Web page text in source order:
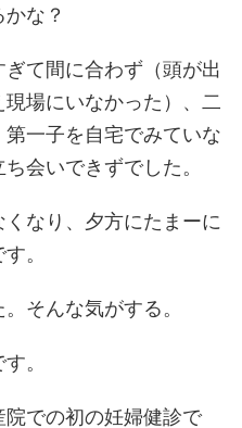
な？
て間に合わず（頭が出
場にいなかった）、二
一子を自宅でみていな
会いできずでした。
なり、夕方にたまーに
。
そんな気がする。
。
での初の妊婦健診で